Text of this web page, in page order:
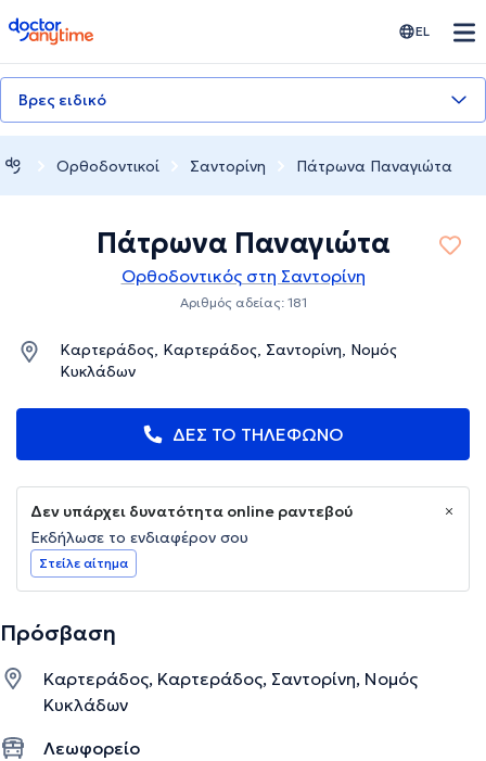
doctoranytime EL
Βρες ειδικό
Ορθοδοντικοί Σαντορίνη Πάτρωνα Παναγιώτα
Πάτρωνα Παναγιώτα
Ορθοδοντικός στη Σαντορίνη
Αριθμός αδείας: 181
Καρτεράδος, Καρτεράδος, Σαντορίνη, Νομός
Κυκλάδων
ΔΕΣ ΤΟ ΤΗΛΕΦΩΝΟ
Δεν υπάρχει δυνατότητα online ραντεβού
Εκδήλωσε το ενδιαφέρον σου
Στείλε αίτημα
Πρόσβαση
Καρτεράδος, Καρτεράδος, Σαντορίνη, Νομός
Κυκλάδων
Λεωφορείο